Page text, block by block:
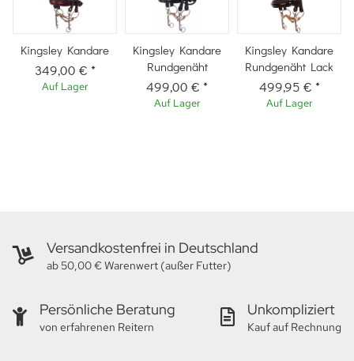
Kingsley Kandare
349,00 € *
Auf Lager
Kingsley Kandare
Rundgenäht
499,00 € *
Auf Lager
Kingsley Kandare
Rundgenäht Lack
499,95 € *
Auf Lager
Versandkostenfrei in Deutschland
ab 50,00 € Warenwert (außer Futter)
Persönliche Beratung
von erfahrenen Reitern
Unkompliziert
Kauf auf Rechnung